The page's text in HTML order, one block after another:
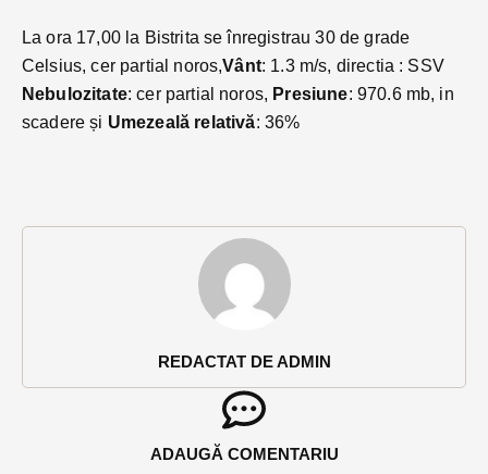
REDACTAT DE ADMIN
ADAUGĂ COMENTARIU
La ora 17,00 la Bistrita se înregistrau 30 de grade
Celsius, cer partial noros,Vânt: 1.3 m/s, directia : SSV
Nebulozitate: cer partial noros, Presiune: 970.6 mb, in
scadere și Umezeală relativă: 36%